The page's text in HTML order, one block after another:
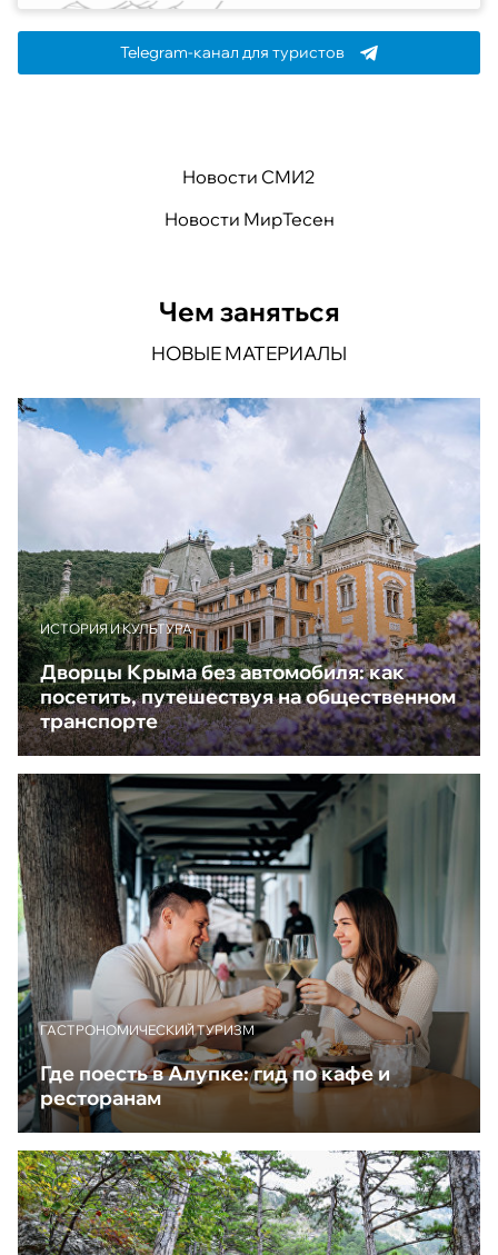
Telegram-канал для туристов
Новости СМИ2
Новости МирТесен
Чем заняться
НОВЫЕ МАТЕРИАЛЫ
ИСТОРИЯ И КУЛЬТУРА
Дворцы Крыма без автомобиля: как
посетить, путешествуя на общественном
транспорте
ГАСТРОНОМИЧЕСКИЙ ТУРИЗМ
Где поесть в Алупке: гид по кафе и
ресторанам